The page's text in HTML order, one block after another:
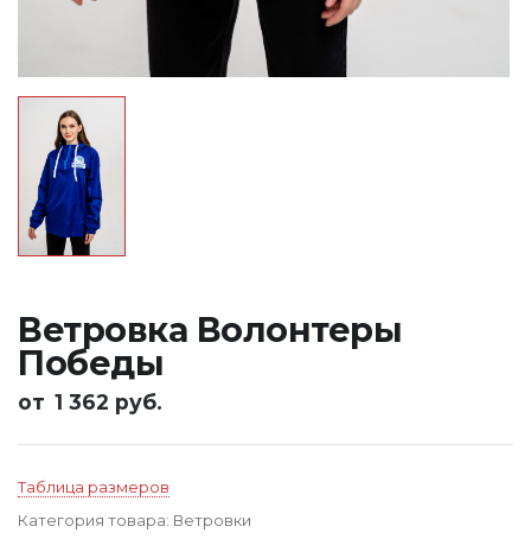
Ветровка Волонтеры
Победы
от 1 362 руб.
Таблица размеров
Категория товара: Ветровки